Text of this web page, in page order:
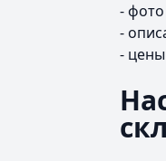
-
-
-